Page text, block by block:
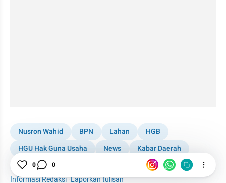
Nusron Wahid BPN Lahan
HGB
HGU Hak Guna Usaha
News
Kabar Daerah
Manado
Informasi Redaksi·Laporkan tulisan
0 0